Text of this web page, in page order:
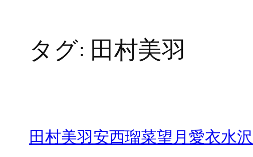
タグ: 田村美羽
田村美羽安西瑠菜望月愛衣水